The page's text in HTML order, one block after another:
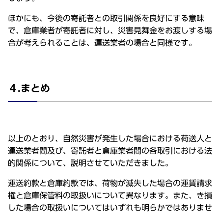
ほかにも、今後の寄託者との取引関係を良好にする意味
で、倉庫業者が寄託者に対し、災害見舞金をお渡しする場
合が考えられることは、運送業者の場合と同様です。
４.まとめ
以上のとおり、自然災害が発生した場合における荷送人と
運送業者間及び、寄託者と倉庫業者間の各取引における法
的関係について、説明させていただきました。
運送約款と倉庫約款では、荷物が滅失した場合の運賃請求
権と倉庫保管料の取扱いについて異なります。また、き損
した場合の取扱いについてはいずれも明らかではありませ